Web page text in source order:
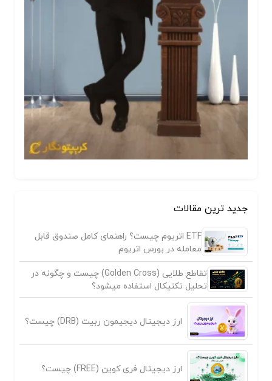
جدید ترین مقالات
ETF اتریوم چیست؟ راهنمای کامل صندوق قابل
معامله در بورس اتریوم
تقاطع طلایی (Golden Cross) چیست و چگونه در
تحلیل تکنیکال استفاده میشود؟
ارز دیجیتال دیجیمون ربیت (DRB) چیست؟
ارز دیجیتال فری کوین (FREE) چیست؟